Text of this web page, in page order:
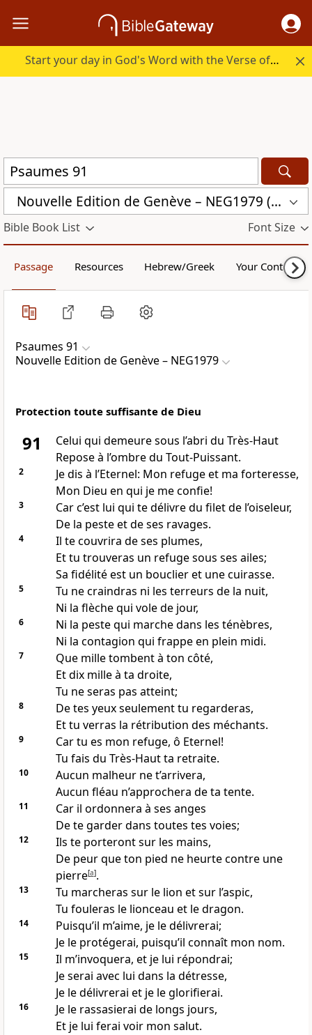
Start your day in God's Word with the Verse of the Day.
Nouvelle Edition de Genève – NEG1979 (NEG1979)
Bible Book List Font Size
Passage Resources Hebrew/Greek Your Content
Psaumes 91
Nouvelle Edition de Genève – NEG1979
Protection toute suffisante de Dieu
91
Celui qui demeure sous l’abri du Très-Haut
Repose à l’ombre du Tout-Puissant.
2
Je dis à l’Eternel: Mon refuge et ma forteresse,
Mon Dieu en qui je me confie!
3
Car c’est lui qui te délivre du filet de l’oiseleur,
De la peste et de ses ravages.
4
Il te couvrira de ses plumes,
Et tu trouveras un refuge sous ses ailes;
Sa fidélité est un bouclier et une cuirasse.
5
Tu ne craindras ni les terreurs de la nuit,
Ni la flèche qui vole de jour,
6
Ni la peste qui marche dans les ténèbres,
Ni la contagion qui frappe en plein midi.
7
Que mille tombent à ton côté,
Et dix mille à ta droite,
Tu ne seras pas atteint;
8
De tes yeux seulement tu regarderas,
Et tu verras la rétribution des méchants.
9
Car tu es mon refuge, ô Eternel!
Tu fais du Très-Haut ta retraite.
10
Aucun malheur ne t’arrivera,
Aucun fléau n’approchera de ta tente.
11
Car il ordonnera à ses anges
De te garder dans toutes tes voies;
12
Ils te porteront sur les mains,
De peur que ton pied ne heurte contre une
pierre[a].
13
Tu marcheras sur le lion et sur l’aspic,
Tu fouleras le lionceau et le dragon.
14
Puisqu’il m’aime, je le délivrerai;
Je le protégerai, puisqu’il connaît mon nom.
15
Il m’invoquera, et je lui répondrai;
Je serai avec lui dans la détresse,
Je le délivrerai et je le glorifierai.
16
Je le rassasierai de longs jours,
Et je lui ferai voir mon salut.